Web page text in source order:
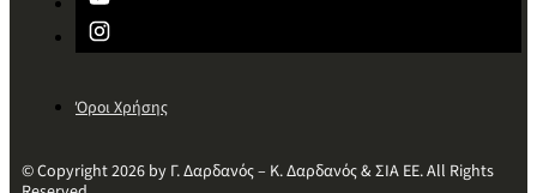
Όροι Χρήσης
© Copyright 2026 by Γ. Δαρδανός – Κ. Δαρδανός & ΣΙΑ ΕΕ. All Rights